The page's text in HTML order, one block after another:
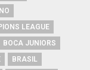
LEAGUE
BOCA JUNIORS
BRASIL